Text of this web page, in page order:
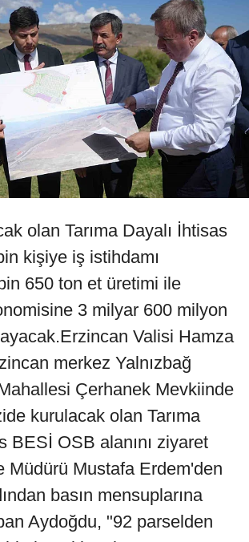
olan Tarıma Dayalı İhtisas
kişiye iş istihdamı
650 ton et üretimi ile
3 milyar 600 milyon
Valisi Hamza
merkez Yalnızbağ
Çerhanek Mevkiinde
kurulacak olan Tarıma
BESİ OSB alanını ziyaret
Müdürü Mustafa Erdem'den
basın mensuplarına
Aydoğdu, "92 parselden